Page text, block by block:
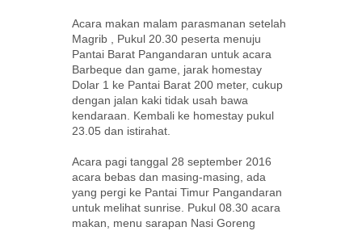
Acara makan malam parasmanan setelah
Magrib , Pukul 20.30 peserta menuju
Pantai Barat Pangandaran untuk acara
Barbeque dan game, jarak homestay
Dolar 1 ke Pantai Barat 200 meter, cukup
dengan jalan kaki tidak usah bawa
kendaraan. Kembali ke homestay pukul
23.05 dan istirahat.
Acara pagi tanggal 28 september 2016
acara bebas dan masing-masing, ada
yang pergi ke Pantai Timur Pangandaran
untuk melihat sunrise. Pukul 08.30 acara
makan, menu sarapan Nasi Goreng